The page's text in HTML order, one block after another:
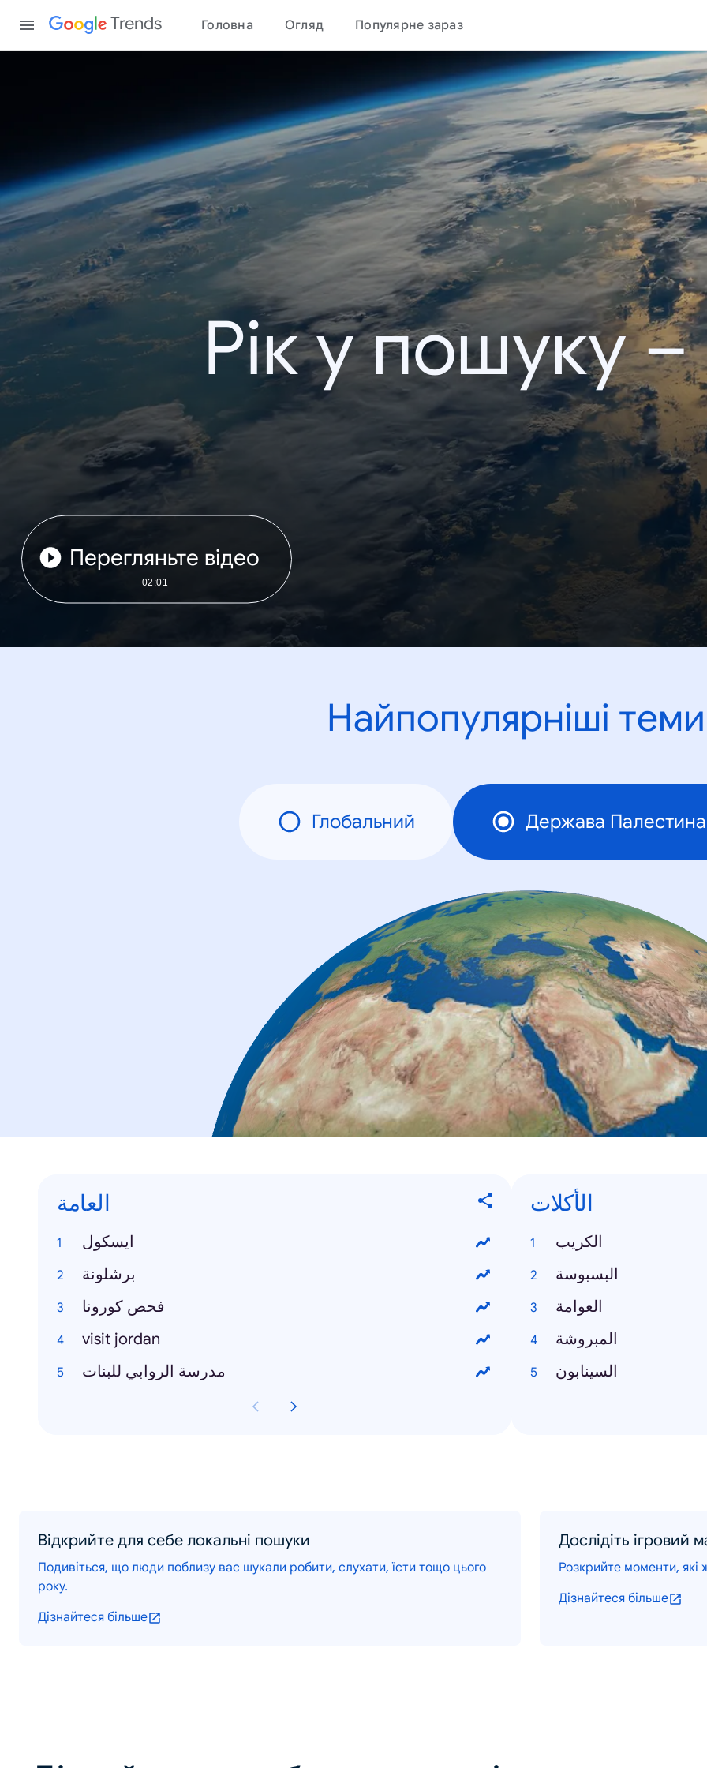
Trends Головна Огляд Популярне зараз
Рік у пошуку –
Перегляньте відео
02:01
Найпопулярніші
Глобальний Держава Палестина
العامة
ايسكول
برشلونة
فحص كورونا
visit jordan
مدرسة الروابي للبنات
الأكلات
الكريب
البسبوسة
العوامة
المبروشة
السينابون
Відкрийте для себе локальні пошуки
Подивіться, що люди поблизу вас шукали робити, слухати, їсти тощо цього
року.
Дізнайтеся більше
Дослідіть ігровий
Розкрийте моменти, які
Дізнайтеся більше